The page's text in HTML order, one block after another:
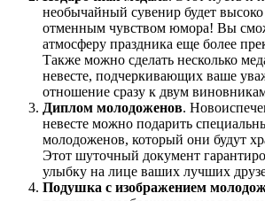
необычайный сувенир будет
отменным чувством юмора! Вы
атмосферу праздника еще более
Также можно сделать несколько
невесте, подчеркивающих ваше
отношение сразу к двум
Диплом молодоженов.
невесте можно подарить
молодоженов, который они будут
Этот шуточный документ
улыбку на лице ваших лучших
Подушка с изображением